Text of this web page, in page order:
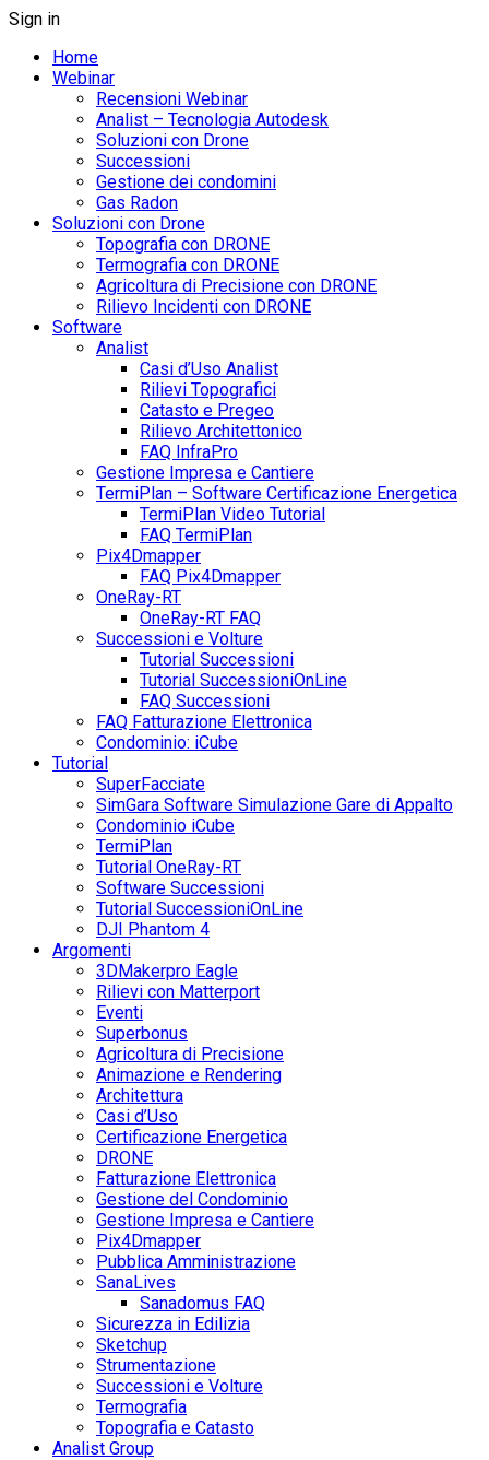
Sign in
Home
Webinar
Recensioni Webinar
Analist – Tecnologia Autodesk
Soluzioni con Drone
Successioni
Gestione dei condomini
Gas Radon
Soluzioni con Drone
Topografia con DRONE
Termografia con DRONE
Agricoltura di Precisione con DRONE
Rilievo Incidenti con DRONE
Software
Analist
Casi d’Uso Analist
Rilievi Topografici
Catasto e Pregeo
Rilievo Architettonico
FAQ InfraPro
Gestione Impresa e Cantiere
TermiPlan – Software Certificazione Energetica
TermiPlan Video Tutorial
FAQ TermiPlan
Pix4Dmapper
FAQ Pix4Dmapper
OneRay-RT
OneRay-RT FAQ
Successioni e Volture
Tutorial Successioni
Tutorial SuccessioniOnLine
FAQ Successioni
FAQ Fatturazione Elettronica
Condominio: iCube
Tutorial
SuperFacciate
SimGara Software Simulazione Gare di Appalto
Condominio iCube
TermiPlan
Tutorial OneRay-RT
Software Successioni
Tutorial SuccessioniOnLine
DJI Phantom 4
Argomenti
3DMakerpro Eagle
Rilievi con Matterport
Eventi
Superbonus
Agricoltura di Precisione
Animazione e Rendering
Architettura
Casi d’Uso
Certificazione Energetica
DRONE
Fatturazione Elettronica
Gestione del Condominio
Gestione Impresa e Cantiere
Pix4Dmapper
Pubblica Amministrazione
SanaLives
Sanadomus FAQ
Sicurezza in Edilizia
Sketchup
Strumentazione
Successioni e Volture
Termografia
Topografia e Catasto
Analist Group